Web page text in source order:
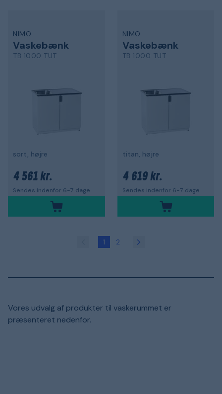
NIMO
Vaskebænk
TB 1000 TUT
sort, højre
4 561 kr.
Sendes indenfor 6-7 dage
NIMO
Vaskebænk
TB 1000 TUT
titan, højre
4 619 kr.
Sendes indenfor 6-7 dage
1 2
Vores udvalg af produkter til vaskerummet er
præsenteret nedenfor.